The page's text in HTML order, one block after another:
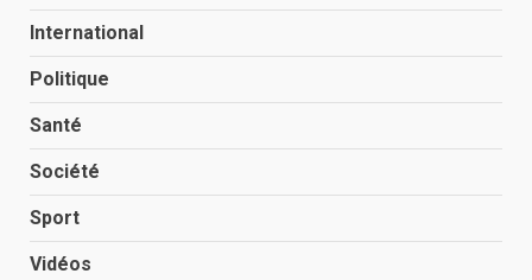
International
Politique
Santé
Société
Sport
Vidéos